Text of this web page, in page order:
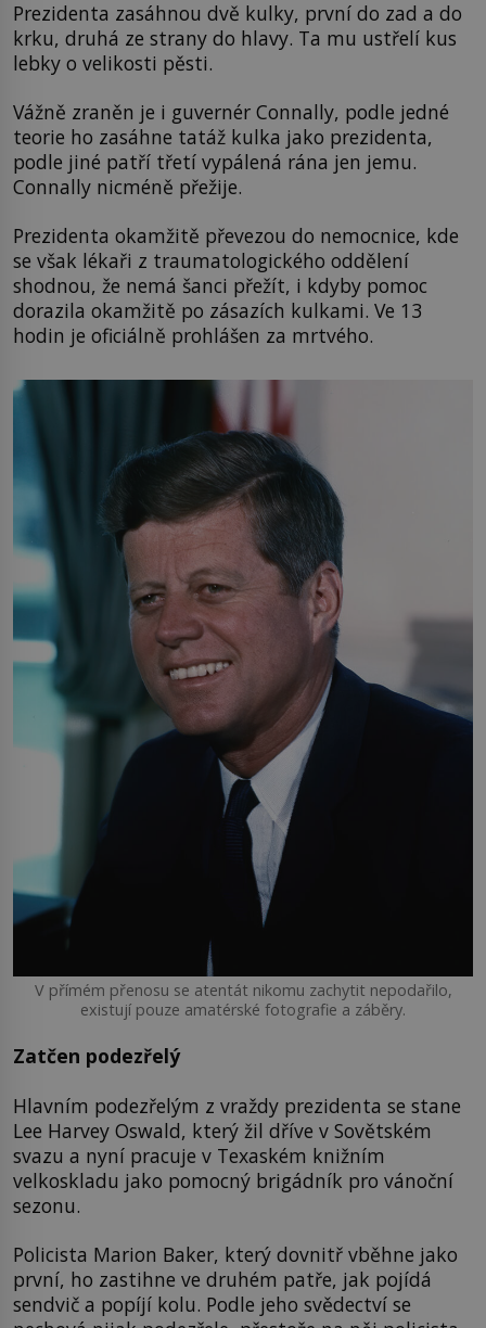
Prezidenta zasáhnou dvě kulky, první do zad a do
krku, druhá ze strany do hlavy. Ta mu ustřelí kus
lebky o velikosti pěsti.
Vážně zraněn je i guvernér Connally, podle jedné
teorie ho zasáhne tatáž kulka jako prezidenta,
podle jiné patří třetí vypálená rána jen jemu.
Connally nicméně přežije.
Prezidenta okamžitě převezou do nemocnice, kde
se však lékaři z traumatologického oddělení
shodnou, že nemá šanci přežít, i kdyby pomoc
dorazila okamžitě po zásazích kulkami. Ve 13
hodin je oficiálně prohlášen za mrtvého.
V přímém přenosu se atentát nikomu zachytit nepodařilo,
existují pouze amatérské fotografie a záběry.
Zatčen podezřelý
Hlavním podezřelým z vraždy prezidenta se stane
Lee Harvey Oswald, který žil dříve v Sovětském
svazu a nyní pracuje v Texaském knižním
velkoskladu jako pomocný brigádník pro vánoční
sezonu.
Policista Marion Baker, který dovnitř vběhne jako
první, ho zastihne ve druhém patře, jak pojídá
sendvič a popíjí kolu. Podle jeho svědectví se